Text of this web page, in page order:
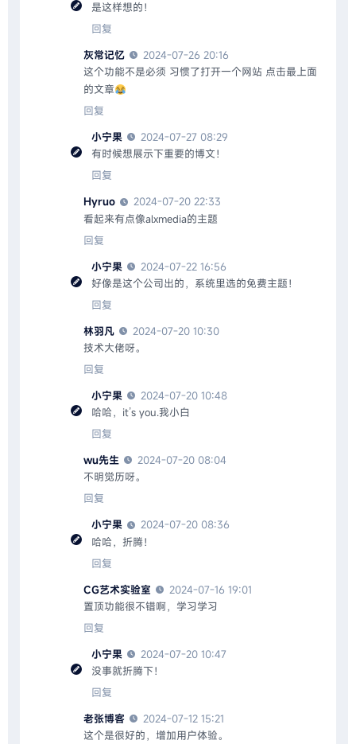
是这样想的！
回复
灰常记忆
2024-07-26 20:16
这个功能不是必须 习惯了打开一个网站 点击最上面
的文章
回复
小宁果
2024-07-27 08:29
有时候想展示下重要的博文！
回复
Hyruo
2024-07-20 22:33
看起来有点像alxmedia的主题
回复
小宁果
2024-07-22 16:56
好像是这个公司出的，系统里选的免费主题！
回复
林羽凡
2024-07-20 10:30
技术大佬呀。
回复
小宁果
2024-07-20 10:48
哈哈，it’s you.我小白
回复
wu先生
2024-07-20 08:04
不明觉历呀。
回复
小宁果
2024-07-20 08:36
哈哈，折腾！
回复
CG艺术实验室
2024-07-16 19:01
置顶功能很不错啊，学习学习
回复
小宁果
2024-07-20 10:47
没事就折腾下！
回复
老张博客
2024-07-12 15:21
这个是很好的，增加用户体验。